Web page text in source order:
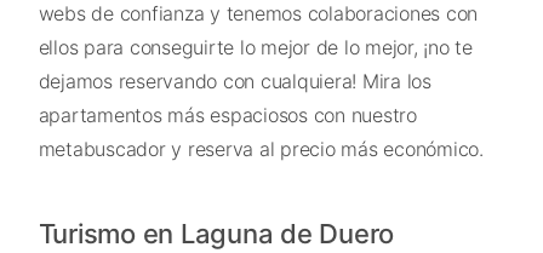
webs de confianza y tenemos colaboraciones con
ellos para conseguirte lo mejor de lo mejor, ¡no te
dejamos reservando con cualquiera! Mira los
apartamentos más espaciosos con nuestro
metabuscador y reserva al precio más económico.
Turismo en Laguna de Duero